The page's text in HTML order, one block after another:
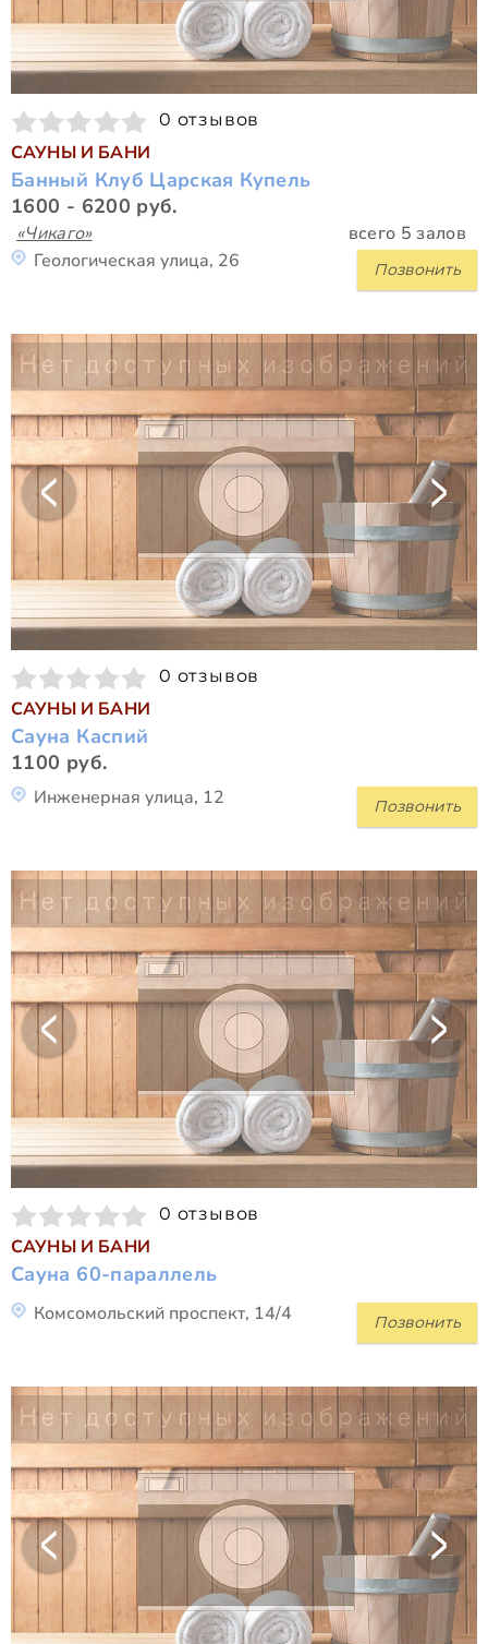
0 отзывов
САУНЫ И БАНИ
Банный Клуб Царская Купель
1600 - 6200 руб.
«Чикаго» всего 5 залов
Позвонить
Геологическая улица, 26
0 отзывов
САУНЫ И БАНИ
Сауна Каспий
1100 руб.
Позвонить
Инженерная улица, 12
0 отзывов
САУНЫ И БАНИ
Сауна 60-параллель
Позвонить
Комсомольский проспект, 14/4